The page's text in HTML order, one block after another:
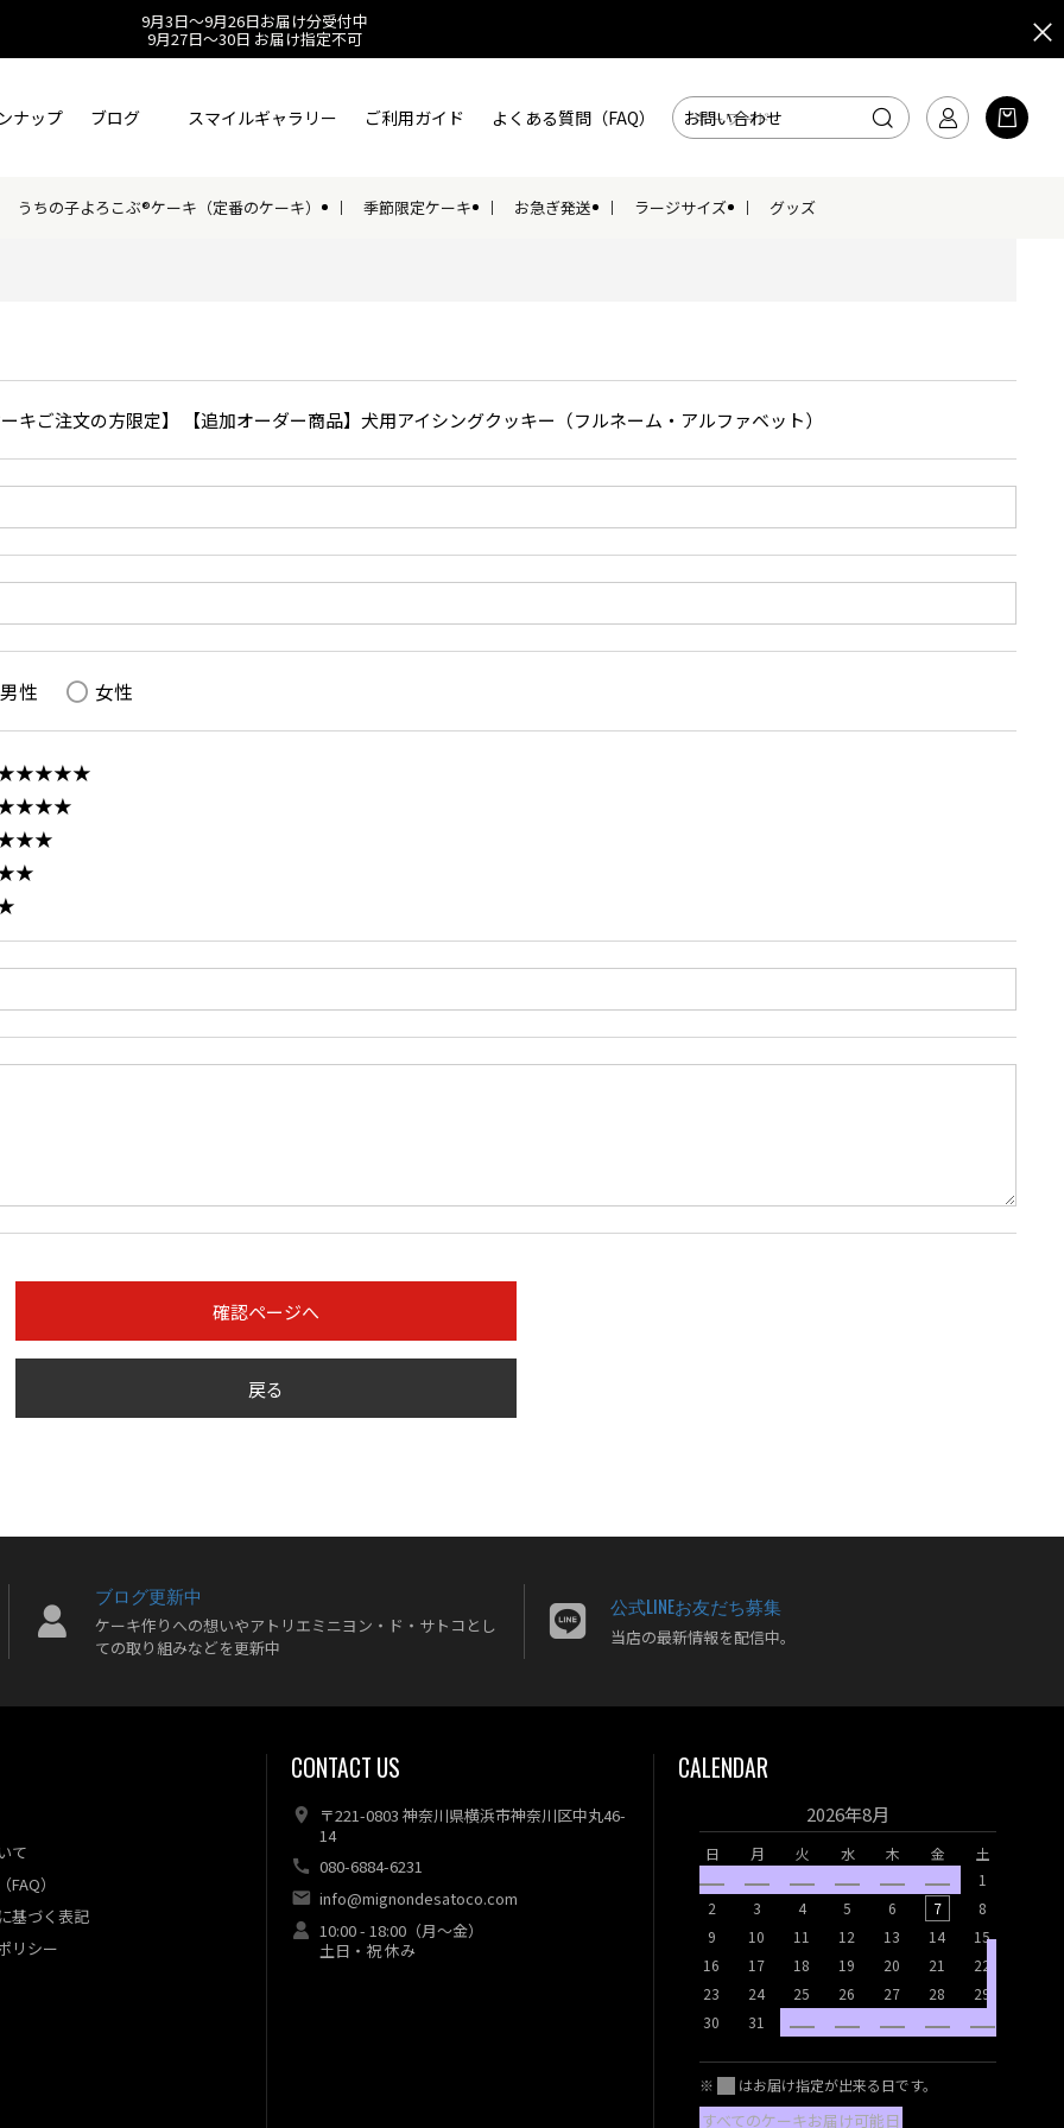
9月3日～9月26日お届け分受付中
9月27日～30日 お届け指定不可
ナップ ブログ スマイルギャラリー ご利用ガイド よくある質問（FAQ） お問い合わせ
うちの子よろこぶ®ケーキ（定番のケーキ） 季節限定ケーキ お急ぎ発送 ラージサイズ グッズ
ーキご注文の方限定】 【追加オーダー商品】犬用アイシングクッキー（フルネーム・アルファベット）
男性 女性
確認ページへ
戻る
ブログ更新中
ケーキ作りへの想いやアトリエミニヨン・ド・サトコとし
ての取り組みなどを更新中
公式LINEお友だち募集
当店の最新情報を配信中。
て
）
基づく表記
リシー
CONTACT US
〒221-0803 神奈川県横浜市神奈川区中丸46-
14
080-6884-6231
info@mignondesatoco.com
10:00 - 18:00（月～金）
土日・祝 休み
CALENDAR
2026年8月
日 月 火 水 木 金
土
1
2
3 4 5 6 7
8
9
10 11 12 13 14
15
16
17 18 19 20 21
22
23
24 25 26 27 28
29
30
31
※ はお届け指定が出来る日です。
すべてのケーキお届け可能日